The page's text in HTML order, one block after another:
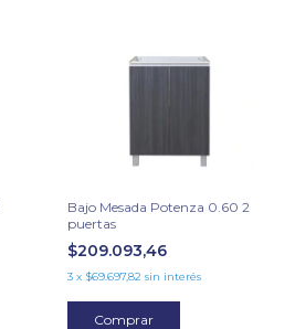
Bajo Mesada Potenza 0.60 2
puertas
$209.093,46
3 x $69.697,82 sin interés
Comprar